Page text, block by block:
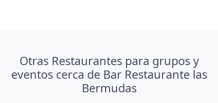
Otras Restaurantes para grupos y
eventos cerca de Bar Restaurante las
Bermudas